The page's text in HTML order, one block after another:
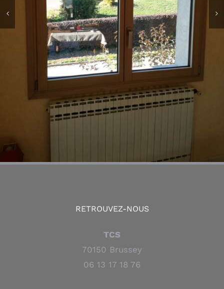
RETROUVEZ-NOUS
TCS
70150 Brussey
06 13 17 18 76